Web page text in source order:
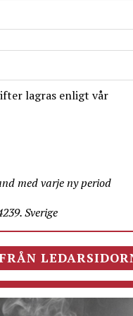
lagras enligt vår
med varje ny period
Sverige